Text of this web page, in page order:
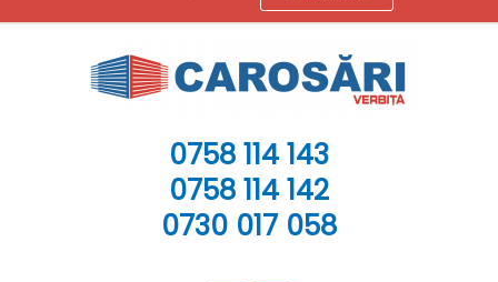
0758 114 143
0758 114 142
0730 017 058